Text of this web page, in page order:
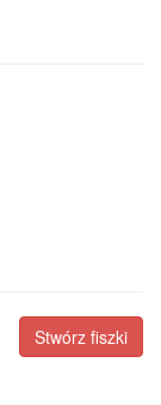
Stwórz fiszki